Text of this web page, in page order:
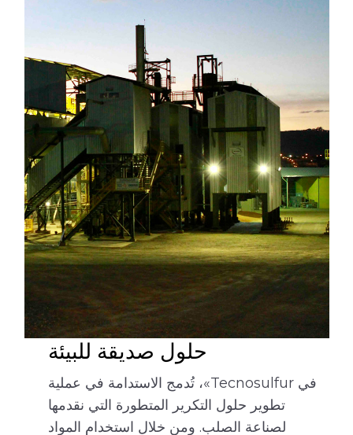
حلول صديقة للبيئة
في Tecnosulfur»، تُدمج الاستدامة في عملية
تطوير حلول التكرير المتطورة التي نقدمها
لصناعة الصلب. ومن خلال استخدام المواد